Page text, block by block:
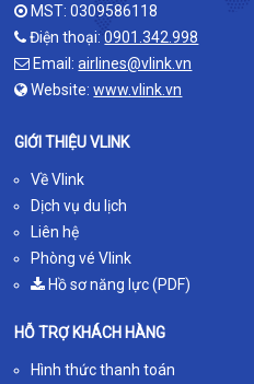
MST: 0309586118
Điện thoại:0901.342.998
Email:airlines@vlink.vn
Website:www.vlink.vn
GIỚI THIỆU VLINK
Về Vlink
Dịch vụ du lịch
Liên hệ
Phòng vé Vlink
Hồ sơ năng lực (PDF)
HỖ TRỢ KHÁCH HÀNG
Hình thức thanh toán